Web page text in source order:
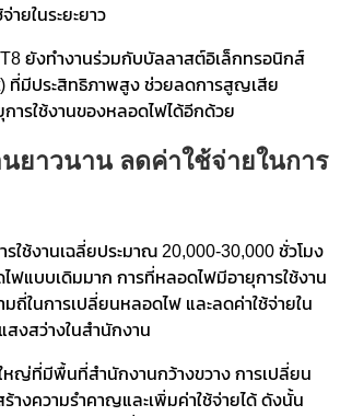
ายในระยะยาว
ยังทำงานร่วมกับบัลลาสต์อิเล็กทรอนิกส์
ที่มีประสิทธิภาพสูง ช่วยลดการสูญเสีย
ารใช้งานของหลอดไฟได้อีกด้วย
นยาวนาน ลดค่าใช้จ่ายในการ
ใช้งานเฉลี่ยประมาณ 20,000-30,000 ชั่วโมง
ฟแบบเดิมมาก การที่หลอดไฟมีอายุการใช้งาน
ถี่ในการเปลี่ยนหลอดไฟ และลดค่าใช้จ่ายใน
สงสว่างในสำนักงาน
หญ่ที่มีพื้นที่สำนักงานกว้างขวาง การเปลี่ยน
างความรำคาญและเพิ่มค่าใช้จ่ายได้ ดังนั้น